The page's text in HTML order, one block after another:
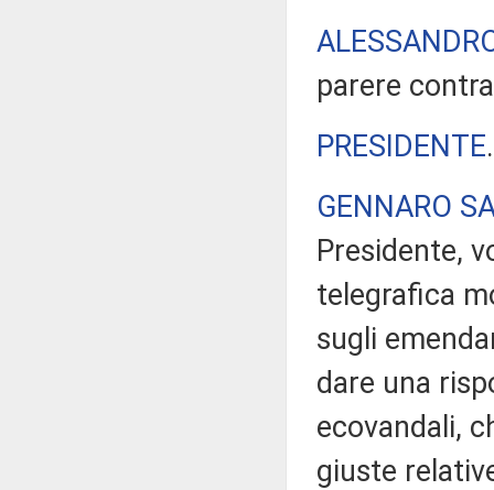
parere
PRESIDENTE
GENNARO
Presidente,
telegrafica
sugli
dare una
ecovandali,
giuste